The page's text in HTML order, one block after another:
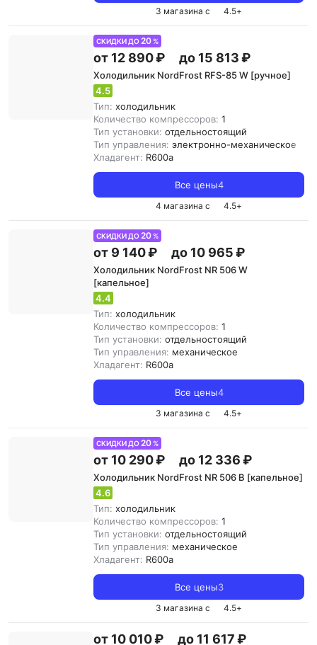
3 магазина с 4.5+
СКИДКИ ДО20 %
от 12 890 ₽ до 15 813 ₽
Холодильник NordFrost RFS-85 W [ручное]
4.5
Тип: холодильник
Количество компрессоров: 1
Тип установки: отдельностоящий
Тип управления: электронно-механическое
Хладагент: R600a
Все цены4
4 магазина с 4.5+
СКИДКИ ДО20 %
от 9 140 ₽ до 10 965 ₽
Холодильник NordFrost NR 506 W
[капельное]
4.4
Тип: холодильник
Количество компрессоров: 1
Тип установки: отдельностоящий
Тип управления: механическое
Хладагент: R600a
Все цены4
3 магазина с 4.5+
СКИДКИ ДО20 %
от 10 290 ₽ до 12 336 ₽
Холодильник NordFrost NR 506 B [капельное]
4.6
Тип: холодильник
Количество компрессоров: 1
Тип установки: отдельностоящий
Тип управления: механическое
Хладагент: R600a
Все цены3
3 магазина с 4.5+
от 10 010 ₽ до 11 617 ₽